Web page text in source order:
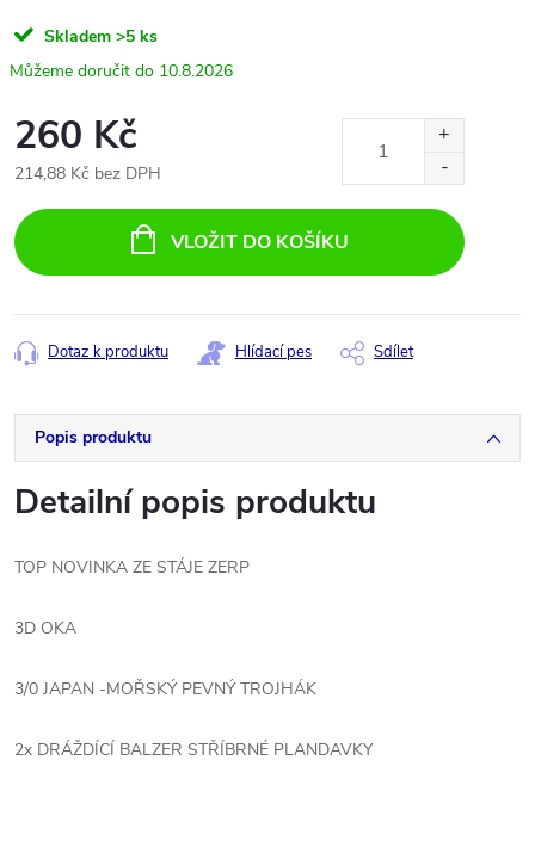
Skladem >5 ks
10.8.2026
260 Kč
214,88 Kč bez DPH
cena:
VLOŽIT DO KOŠÍKU
Dotaz k produktu Hlídací pes Sdílet
Popis produktu
Detailní popis produktu
TOP NOVINKA ZE STÁJE ZERP
3D OKA
3/0 JAPAN -MOŘSKÝ PEVNÝ TROJHÁK
2x DRÁŽDÍCÍ BALZER STŘÍBRNÉ PLANDAVKY